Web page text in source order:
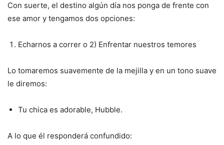
Con suerte, el destino algún día nos ponga de frente con
ese amor y tengamos dos opciones:
Echarnos a correr o 2) Enfrentar nuestros temores
Lo tomaremos suavemente de la mejilla y en un tono suave
le diremos:
Tu chica es adorable, Hubble.
A lo que él responderá confundido: